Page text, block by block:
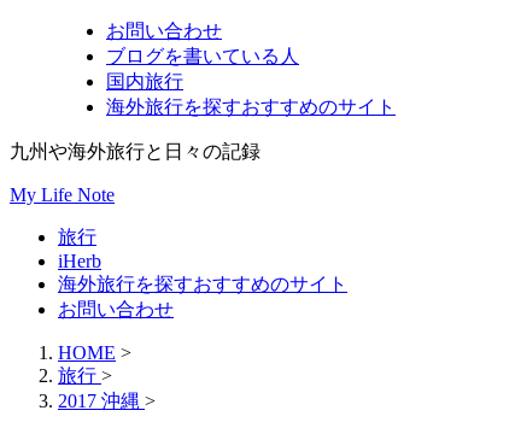
お問い合わせ
ブログを書いている人
国内旅行
海外旅行を探すおすすめのサイト
九州や海外旅行と日々の記録
My Life Note
旅行
iHerb
海外旅行を探すおすすめのサイト
お問い合わせ
HOME >
旅行 >
2017 沖縄 >